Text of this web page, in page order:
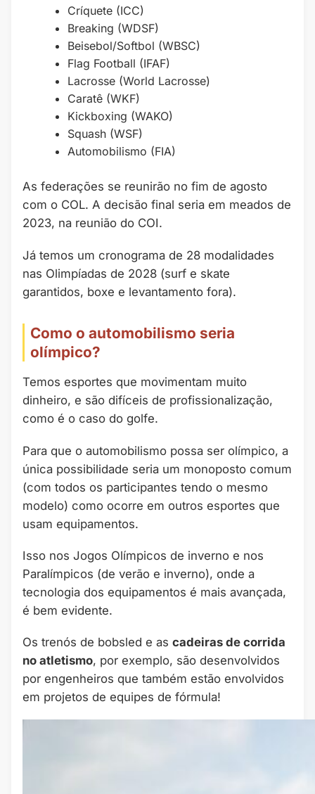
Críquete (ICC)
Breaking (WDSF)
Beisebol/Softbol (WBSC)
Flag Football (IFAF)
Lacrosse (World Lacrosse)
Caratê (WKF)
Kickboxing (WAKO)
Squash (WSF)
Automobilismo (FIA)
As federações se reunirão no fim de agosto
com o COL. A decisão final seria em meados de
2023, na reunião do COI.
Já temos um cronograma de 28 modalidades
nas Olimpíadas de 2028 (surf e skate
garantidos, boxe e levantamento fora).
Como o automobilismo seria
olímpico?
Temos esportes que movimentam muito
dinheiro, e são difíceis de profissionalização,
como é o caso do golfe.
Para que o automobilismo possa ser olímpico, a
única possibilidade seria um monoposto comum
(com todos os participantes tendo o mesmo
modelo) como ocorre em outros esportes que
usam equipamentos.
Isso nos Jogos Olímpicos de inverno e nos
Paralímpicos (de verão e inverno), onde a
tecnologia dos equipamentos é mais avançada,
é bem evidente.
Os trenós de bobsled e as cadeiras de corrida
no atletismo, por exemplo, são desenvolvidos
por engenheiros que também estão envolvidos
em projetos de equipes de fórmula!